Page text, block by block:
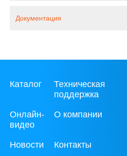
Документация
Каталог
Техническая
поддержка
Онлайн-
видео
О компании
Новости Контакты